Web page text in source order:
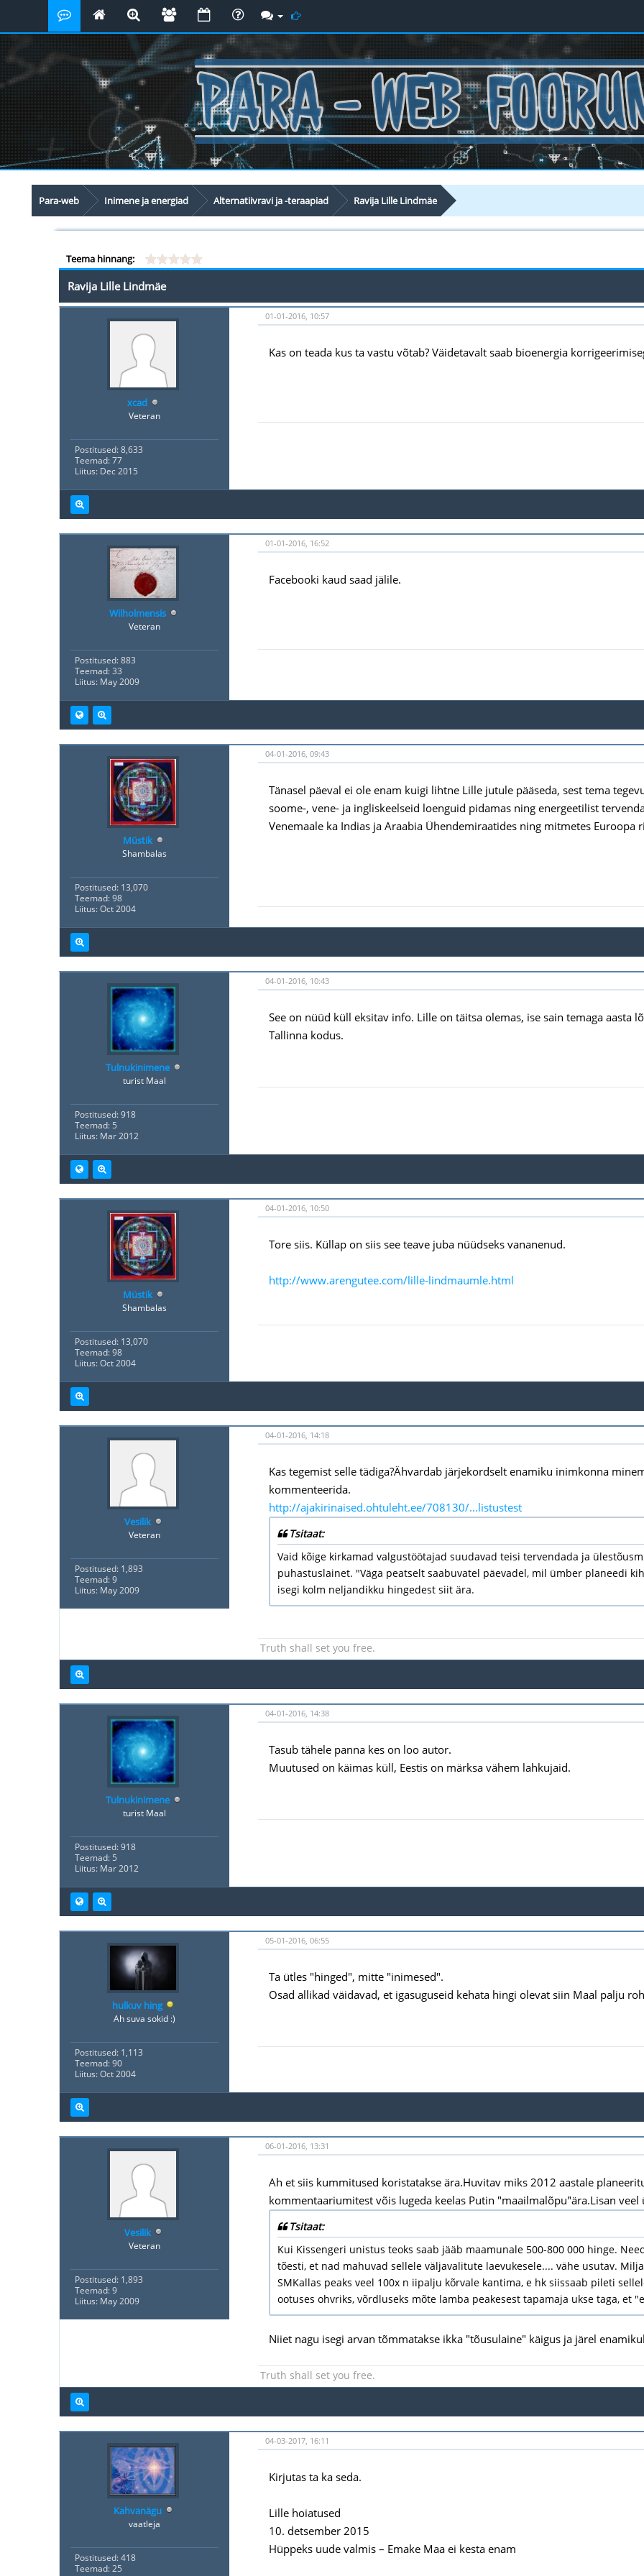
Para-web Inimene ja energiad Alternatiivravi ja -teraapiad Ravija Lille Lindmäe
Teema hinnang:
Ravija Lille Lindmäe
xcad
Veteran
Postitused: 8,633
Teemad: 77
Liitus: Dec 2015
01-01-2016, 10:57
Kas on teada kus ta vastu võtab? Väidetavalt saab bioenergia
Wilholmensis
Veteran
Postitused: 883
Teemad: 33
Liitus: May 2009
01-01-2016, 16:52
Facebooki kaud saad jälile.
Müstik
Shambalas
Postitused: 13,070
Teemad: 98
Liitus: Oct 2004
04-01-2016, 09:43
Tänasel päeval ei ole enam kuigi lihtne Lille jutule pääseda, sest tema
soome-, vene- ja ingliskeelseid loenguid pidamas ning energeetilist
Venemaale ka Indias ja Araabia Ühendemiraatides ning mitmetes Euroopa
Tulnukinimene
turist Maal
Postitused: 918
Teemad: 5
Liitus: Mar 2012
04-01-2016, 10:43
See on nüüd küll eksitav info. Lille on täitsa olemas, ise sain temaga aasta
Tallinna kodus.
Müstik
Shambalas
Postitused: 13,070
Teemad: 98
Liitus: Oct 2004
04-01-2016, 10:50
Tore siis. Küllap on siis see teave juba nüüdseks vananenud.
http://www.arengutee.com/lille-lindmaumle.html
Vesilik
Veteran
Postitused: 1,893
Teemad: 9
Liitus: May 2009
04-01-2016, 14:18
Kas tegemist selle tädiga?Ähvardab järjekordselt enamiku inimkonna
kommenteerida.
http://ajakirinaised.ohtuleht.ee/708130/...listustest
Tsitaat:
Vaid kõige kirkamad valgustöötajad suudavad teisi tervendada ja
puhastuslainet. "Väga peatselt saabuvatel päevadel, mil ümber planeedi
isegi kolm neljandikku hingedest siit ära.
Truth shall set you free.
Tulnukinimene
turist Maal
Postitused: 918
Teemad: 5
Liitus: Mar 2012
04-01-2016, 14:38
Tasub tähele panna kes on loo autor.
Muutused on käimas küll, Eestis on märksa vähem lahkujaid.
hulkuv hing
Ah suva sokid :)
Postitused: 1,113
Teemad: 90
Liitus: Oct 2004
05-01-2016, 06:55
Ta ütles "hinged", mitte "inimesed".
Osad allikad väidavad, et igasuguseid kehata hingi olevat siin Maal palju
Vesilik
Veteran
Postitused: 1,893
Teemad: 9
Liitus: May 2009
06-01-2016, 13:31
Ah et siis kummitused koristatakse ära.Huvitav miks 2012 aastale
kommentaariumitest võis lugeda keelas Putin "maailmalõpu"ära.Lisan
Tsitaat:
Kui Kissengeri unistus teoks saab jääb maamunale 500-800 000 hinge.
tõesti, et nad mahuvad sellele väljavalitute laevukesele.... vähe usutav.
SMKallas peaks veel 100x n iipalju kõrvale kantima, e hk siissaab pileti
ootuses ohvriks, võrdluseks mõte lamba peakesest tapamaja ukse taga, et
Niiet nagu isegi arvan tõmmatakse ikka "tõusulaine" käigus ja järel
Truth shall set you free.
Kahvanägu
vaatleja
Postitused: 418
Teemad: 25
04-03-2017, 16:11
Kirjutas ta ka seda.
Lille hoiatused
10. detsember 2015
Hüppeks uude valmis – Emake Maa ei kesta enam